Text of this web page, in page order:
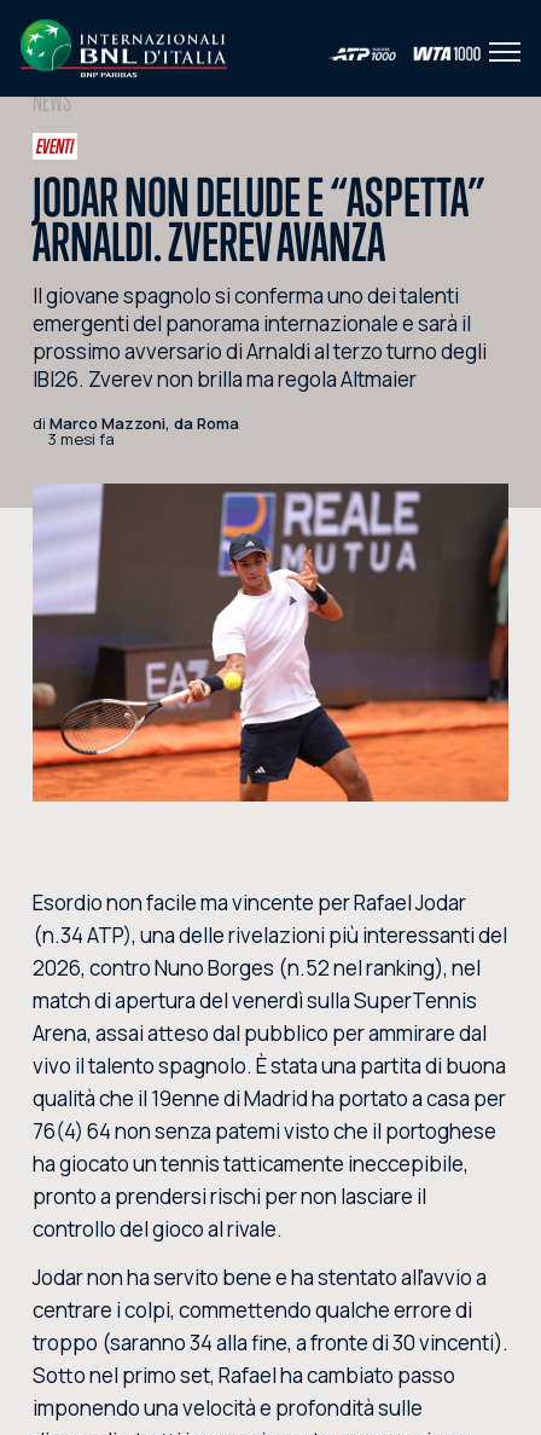
Apri
NEWS
EVENTI
JODAR NON DELUDE E “ASPETTA”
ARNALDI. ZVEREV AVANZA
Il giovane spagnolo si conferma uno dei talenti
emergenti del panorama internazionale e sarà il
prossimo avversario di Arnaldi al terzo turno degli
IBI26. Zverev non brilla ma regola Altmaier
di Marco Mazzoni, da Roma
3 mesi fa
Esordio non facile ma vincente per Rafael Jodar
(n.34 ATP), una delle rivelazioni più interessanti del
2026, contro Nuno Borges (n.52 nel ranking), nel
match di apertura del venerdì sulla SuperTennis
Arena, assai atteso dal pubblico per ammirare dal
vivo il talento spagnolo. È stata una partita di buona
qualità che il 19enne di Madrid ha portato a casa per
76(4) 64 non senza patemi visto che il portoghese
ha giocato un tennis tatticamente ineccepibile,
pronto a prendersi rischi per non lasciare il
controllo del gioco al rivale.
Jodar non ha servito bene e ha stentato all'avvio a
centrare i colpi, commettendo qualche errore di
troppo (saranno 34 alla fine, a fronte di 30 vincenti).
Sotto nel primo set, Rafael ha cambiato passo
imponendo una velocità e profondità sulle
IT EN
L'EVENTO
NEWS
VIDEO
FOTO
CORPORATE HOSPITALITY
CERCA NEL SITO
ACQUISTA I BIGLIETTI
VIVI L’EMOZIONE DEGLI INTERNAZIONALI BNL D’ITALIA DAL VIVO: ACQUISTA I BIGLIETTI CON
LA BIGLIETTERIA CENTRALE DEL FORO ITALICO
ACQUISTA ORA